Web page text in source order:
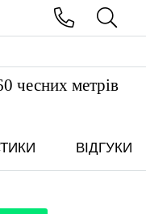
чесних метрів
ВІДГУКИ